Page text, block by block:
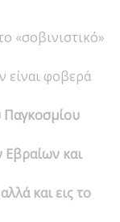
«σοβινιστικό»
είναι φοβερά
Παγκοσμίου
και
και εις το